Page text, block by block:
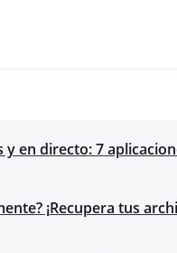
en directo: 7
¡Recupera tus